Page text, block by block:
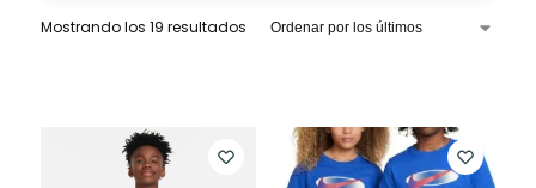
Mostrando los 19 resultados